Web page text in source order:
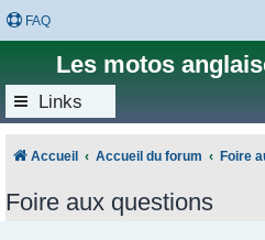
FAQ
Les motos
Links
Accueil Accueil du forum Foire
Foire aux questions